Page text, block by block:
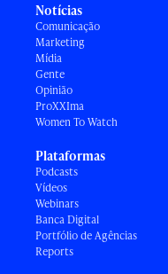
Notícias
Comunicação
Marketing
Mídia
Gente
Opinião
ProXXIma
Women To Watch
Plataformas
Podcasts
Vídeos
Webinars
Banca Digital
Portfólio de Agências
Reports